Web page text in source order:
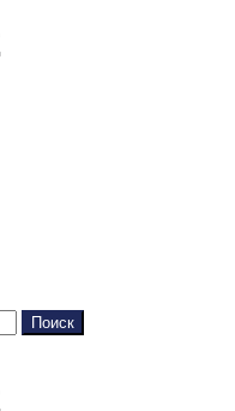
Поиск